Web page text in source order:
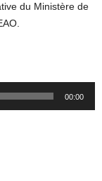
du Ministère de
00:00